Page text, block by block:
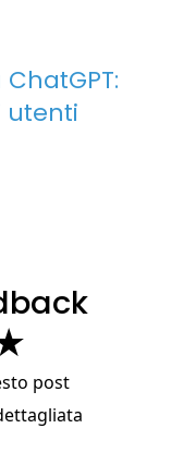
utenti
post